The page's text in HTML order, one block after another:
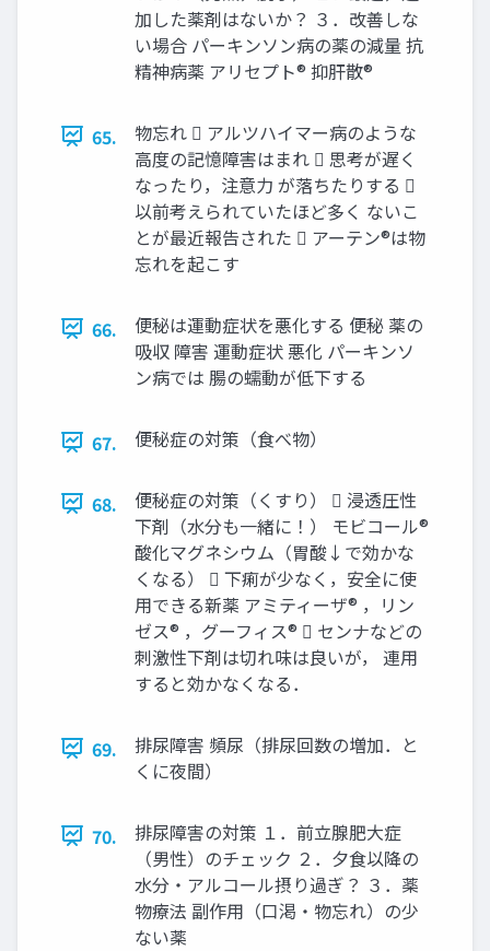
加した薬剤はないか？ ３．改善しな
い場合 パーキンソン病の薬の減量 抗
精神病薬 アリセプト® 抑肝散®
65.
物忘れ  アルツハイマー病のような
高度の記憶障害はまれ  思考が遅く
なったり，注意力 が落ちたりする 
以前考えられていたほど多く ないこ
とが最近報告された  アーテン®は物
忘れを起こす
66.
便秘は運動症状を悪化する 便秘 薬の
吸収 障害 運動症状 悪化 パーキンソ
ン病では 腸の蠕動が低下する
67. 便秘症の対策（食べ物）
68.
便秘症の対策（くすり）  浸透圧性
下剤（水分も一緒に！） モビコール®
酸化マグネシウム（胃酸↓で効かな
くなる）  下痢が少なく，安全に使
用できる新薬 アミティーザ® ，リン
ゼス® ，グーフィス®  センナなどの
刺激性下剤は切れ味は良いが， 連用
すると効かなくなる．
69.
排尿障害 頻尿（排尿回数の増加．と
くに夜間）
70.
排尿障害の対策 １．前立腺肥大症
（男性）のチェック ２．夕食以降の
水分・アルコール摂り過ぎ？ ３．薬
物療法 副作用（口渇・物忘れ）の少
ない薬